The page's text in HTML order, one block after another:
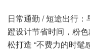
日常通勤 / 短途出行
蹬设计节省时间，粉
松打造 “不费力的时髦感